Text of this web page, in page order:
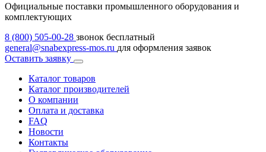
Официальные поставки промышленного оборудования и
комплектующих
8 (800) 505-00-28 звонок бесплатный
general@snabexpress-mos.ru для оформления заявок
Оставить заявку
Каталог товаров
Каталог производителей
О компании
Оплата и доставка
FAQ
Новости
Контакты